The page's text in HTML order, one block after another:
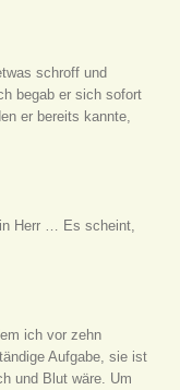
schroff und
begab er sich sofort
er bereits kannte,
Herr … Es scheint,
ich vor zehn
Aufgabe, sie ist
und Blut wäre. Um